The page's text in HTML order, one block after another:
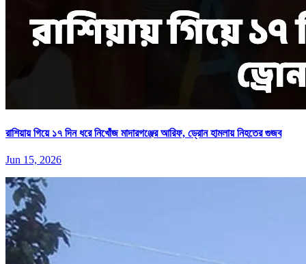
রাশিয়ায় গিয়ে ১৭ দিন ধরে নিখোঁজ মাদারগঞ্জের আরিফ, ড্রোন হামলায় নিহতের গুজব
Jun 15, 2026